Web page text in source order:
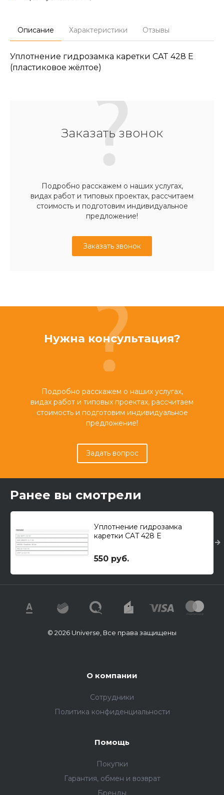
Описание Характеристики Отзывы
Уплотнение гидрозамка каретки CAT 428 E
(пластиковое жёлтое)
Заказать звонок
Подробно расскажем о наших услугах,
видах работ и типовых проектах, рассчитаем
стоимость и подготовим индивидуальное
предложение!
Заказать звонок
Нужна консультация?
Подробно расскажем о наших услугах,
видах работ и типовых проектах, рассчитаем
стоимость и подготовим индивидуальное
предложение!
Задать вопрос
Ранее вы смотрели
Уплотнение гидрозамка
каретки CAT 428 E
550 руб.
© 2026 Universe, Все права защищены
О компании
Сотрудники
Политика конфиденциальности
Помощь
Покупки
Гарантия, обмен и возврат
Бренды